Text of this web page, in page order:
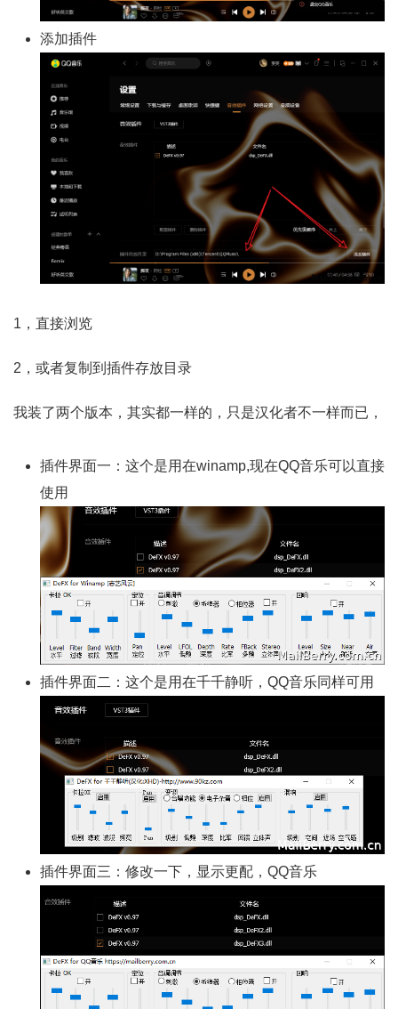
添加插件
1，直接浏览
2，或者复制到插件存放目录
我装了两个版本，其实都一样的，只是汉化者不一样而已，
插件界面一：这个是用在winamp,现在QQ音乐可以直接
使用
插件界面二：这个是用在千千静听，QQ音乐同样可用
插件界面三：修改一下，显示更配，QQ音乐